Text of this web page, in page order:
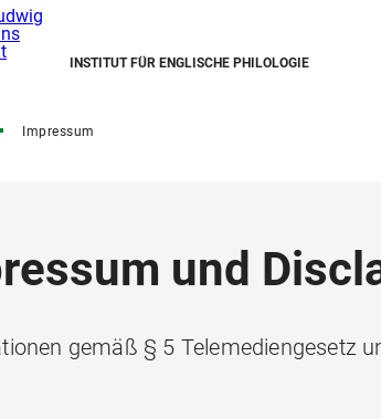
INSTITUT FÜR ENGLISCHE PHILOLOGIE
Impressum
und
gemäß § 5 Telemediengesetz